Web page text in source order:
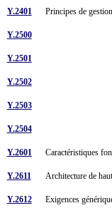
Y.2401 Principes de
Y.2500
Y.2501
Y.2502
Y.2503
Y.2504
Y.2601 Caractéristiques
Y.2611 Architecture de
Y.2612 Exigences